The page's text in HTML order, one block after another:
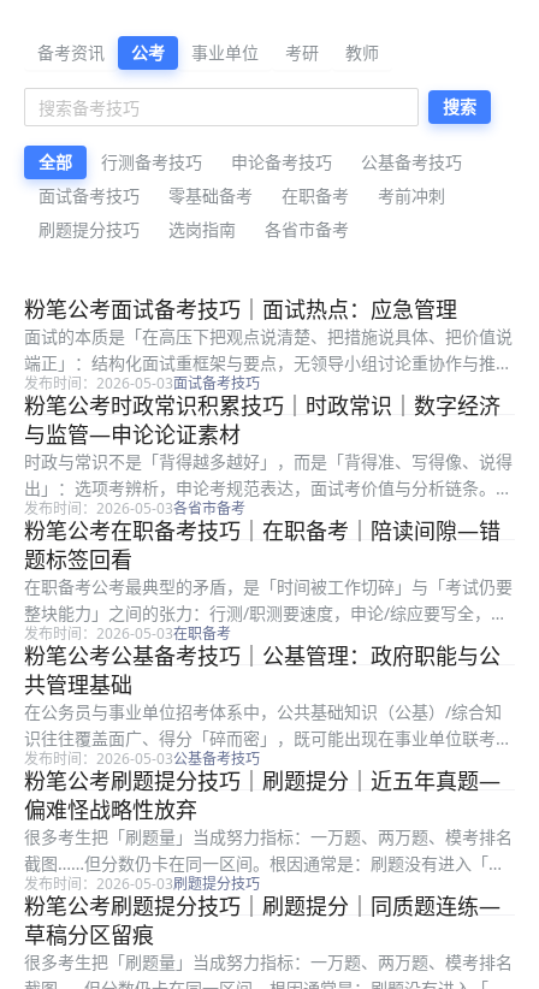
公考备考资料与公告解读
备考资讯 公考 事业单位 考研 教师
搜索
全部 行测备考技巧 申论备考技巧
公基备考技巧
面试备考技巧
零基础备考 在职备考
考前冲刺
刷题提分技巧
选岗指南 各省市备考
最新公考备考资料
粉笔公考面试备考技巧｜面试热点：应急管理
面试的本质是「在高压下把观点说清楚、把措施说具体、把价值说
端正」：结构化面试重框架与要点，无领导小组讨论重协作与推
进，结构化小组则在答题之外增加互评环节。很多考生笔试排名靠
前却在面试被逆袭，往往不是表达能力差，而是审题偏、框架散、
案例空。预...
发布时间：2026-05-03面试备考技巧
粉笔公考时政常识积累技巧｜时政常识｜数字经济
与监管—申论论证素材
时政与常识不是「背得越多越好」，而是「背得准、写得像、说得
出」：选项考辨析，申论考规范表达，面试考价值与分析链条。很
多考生收藏大量文件却用不上，根因是缺少「转写」训练：把长文
件变关键词、把关键词变论证句、把论证句变答题结构。复盘只归
三类：审...
发布时间：2026-05-03各省市备考
粉笔公考在职备考技巧｜在职备考｜陪读间隙—错
题标签回看
在职备考公考最典型的矛盾，是「时间被工作切碎」与「考试仍要
整块能力」之间的张力：行测/职测要速度，申论/综应要写全，面
试还要开口成章。很多上班族不是不努力，而是把最难的深度学习
塞进地铁和午休，结果学得浅、忘得快、信心差。碎片时间只做巩
固，主...
发布时间：2026-05-03在职备考
粉笔公考公基备考技巧｜公基管理：政府职能与公
共管理基础
在公务员与事业单位招考体系中，公共基础知识（公基）/综合知
识往往覆盖面广、得分「碎而密」，既可能出现在事业单位联考、
地方单招，也可能与行政职业能力测验中的常识判断形成交叉。很
多考生刷了大量粉笔题库真题，却仍出现「会的不考、考的不
熟」：根因往...
发布时间：2026-05-03公基备考技巧
粉笔公考刷题提分技巧｜刷题提分｜近五年真题—
偏难怪战略性放弃
很多考生把「刷题量」当成努力指标：一万题、两万题、模考排名
截图……但分数仍卡在同一区间。根因通常是：刷题没有进入「诊
断—修正—再验证」的闭环。真正有效的刷题，是每一次做题都在
回答三个问题：我为什么对、我为什么错、下次同类题我第一步做
什么。套...
发布时间：2026-05-03刷题提分技巧
粉笔公考刷题提分技巧｜刷题提分｜同质题连练—
草稿分区留痕
很多考生把「刷题量」当成努力指标：一万题、两万题、模考排名